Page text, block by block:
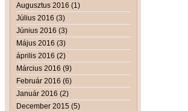
Augusztus 2016 (1)
Július 2016 (3)
Június 2016 (3)
Május 2016 (3)
április 2016 (2)
Március 2016 (9)
Február 2016 (6)
Január 2016 (2)
December 2015 (5)